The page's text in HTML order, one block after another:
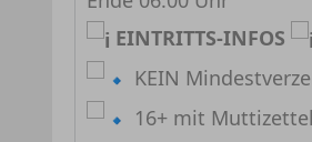
EINTRITTS-INFOS
KEIN
16+ mit